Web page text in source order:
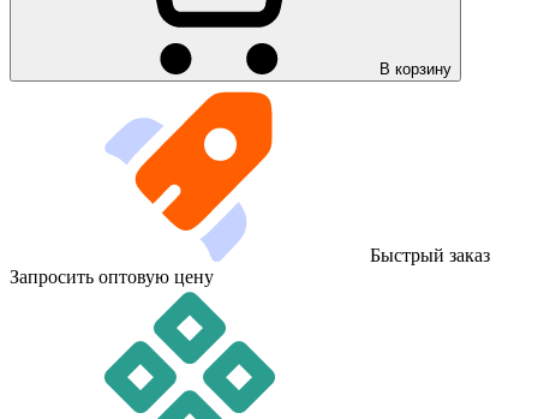
В корзину
Быстрый заказ
Запросить оптовую цену